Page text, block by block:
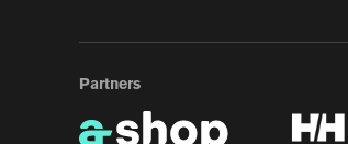
Partners